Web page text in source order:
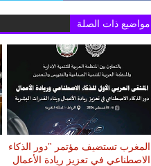
مواضيع ذات الصلة
المغرب تستضيف مؤتمر "دور الذكاء
الاصطناعي في تعزيز ريادة الأعمال